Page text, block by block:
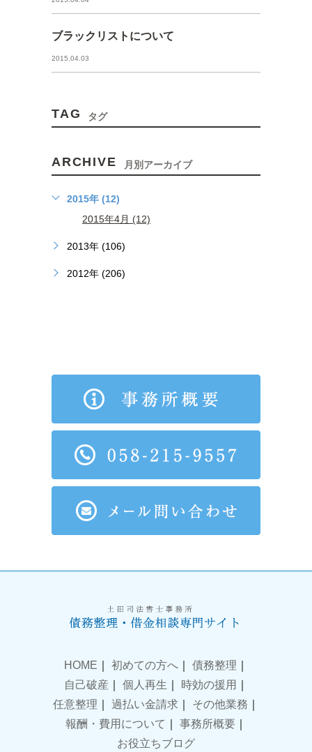
ブラックリストについて
2015.04.03
TAG タグ
ARCHIVE 月別アーカイブ
2015年 (12)
2015年4月 (12)
2013年 (106)
2012年 (206)
HOME 初めての方へ 債務整理
自己破産
個人再生 時効の援用
任意整理
過払い金請求 その他業務
報酬・費用について
事務所概要
お役立ちブログ